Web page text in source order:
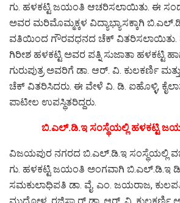
ಗು. ಹಳಕಟ್ಟಿ ಜಯಂತಿ ಆಚರಿಸಲಾಯಿತು. ಈ
ಅವರ ಮರಿಮೊಮ್ಮಕ್ಕಳ ವಿದ್ಯಾಭ್ಯಾಸಕ್ಕಾಗಿ
ವತಿಯಿಂದ ಗೌರವಧನದ ಚೆಕ್ ವಿತರಿಸಲಾಯಿತು.
ಗಿರೀಶ ಹಳಕಟ್ಟಿ ಅವರ ಪತ್ನಿ ಸುಜಾತಾ ಹಳಕಟ್ಟಿ
ಗುರುಪುತ್ರ ಅವರಿಗೆ ಡಾ. ಆರ್. ವಿ. ಕುಲಕರ್ಣಿ
ಚೆಕ್ ವಿತರಿಸಿದರು. ಈ ವೇಳೆ ವಿ. ಡಿ. ಐಹೊಳ್ಳಿ,
ಪಾಟೀಲ ಉಪಸ್ಥಿತರಿದ್ದರು.
ಬಿ.ಎಲ್.ಡಿ.ಇ ಸಂಸ್ಥೆಯಲ್ಲಿ ಹಳಕಟ್ಟಿ
ವಿಜಯಪುರ ನಗರದ ಬಿ.ಎಲ್.ಡಿ.ಇ ಸಂಸ್ಥೆಯಲ್ಲಿ
ಗು. ಹಳಕಟ್ಟಿ ಜಯಂತಿ ಅಂಗವಾಗಿ ಬಿ.ಎಲ್.ಡಿ.ಇ
ಸಮಕುಲಾಧಿಪತಿ ಡಾ. ವೈ. ಎಂ. ಜಯರಾಜ,